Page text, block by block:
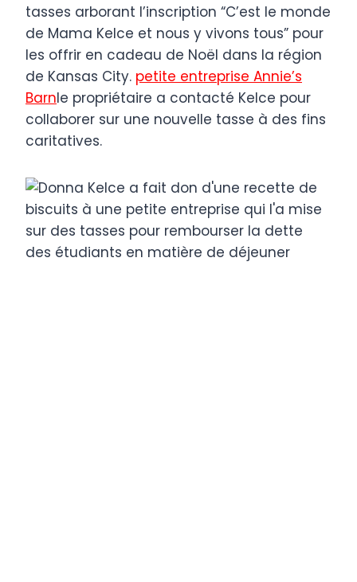
tasses arborant l’inscription “C’est le monde
de Mama Kelce et nous y vivons tous” pour
les offrir en cadeau de Noël dans la région
de Kansas City. petite entreprise Annie’s
Barnle propriétaire a contacté Kelce pour
collaborer sur une nouvelle tasse à des fins
caritatives.